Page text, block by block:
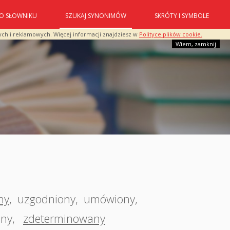
i reklamowych. Więcej informacji znajdziesz w Polityce plików cookie.
Wiem, zamknij
O SŁOWNIKU SZUKAJ SYNONIMÓW SKRÓTY I SYMBOLE
, uzgodniony, umówiony,
, zdeterminowany